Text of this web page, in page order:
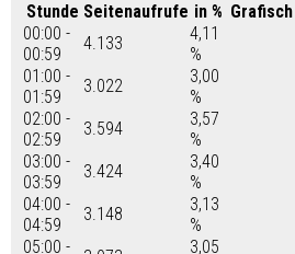
Stunde Seitenaufrufe in % Grafisch
00:00 -
00:59
4.133
4,11
%
01:00 -
01:59
3.022
3,00
%
02:00 -
02:59
3.594
3,57
%
03:00 -
03:59
3.424
3,40
%
04:00 -
04:59
3.148
3,13
%
05:00 -
3,05